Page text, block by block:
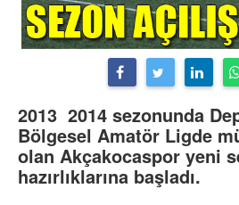
2013  2014 sezonunda
Bölgesel Amatör Ligde
olan Akçakocaspor yeni
hazırlıklarına başladı.